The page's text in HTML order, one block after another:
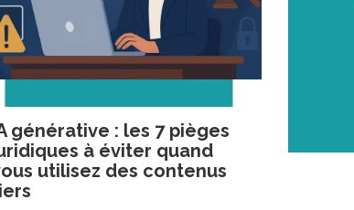
générative : les 7 pièges
à éviter quand
utilisez des contenus